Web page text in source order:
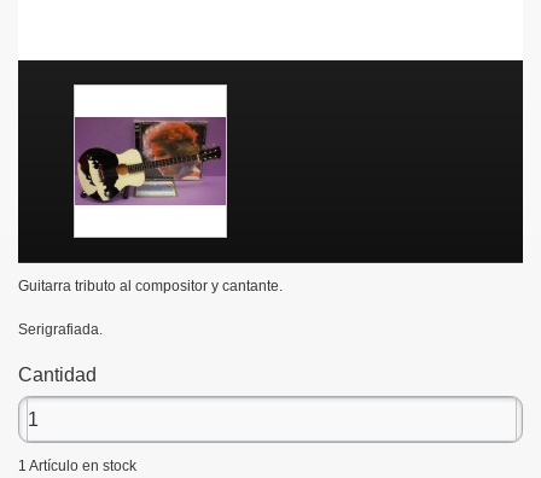
Guitarra tributo al compositor y cantante.
Serigrafiada.
Cantidad
1 Artículo en stock